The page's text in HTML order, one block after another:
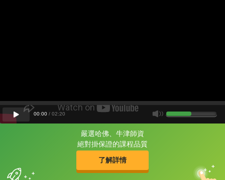
嚴選哈佛、牛津師資
絕對掛保證的課程品質
了解詳情
片尾有
攻其不背
的品牌故事
00:00 / 02:20